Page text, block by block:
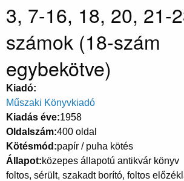
3, 7-16, 18, 20, 21-
számok (18-szám
egybekötve)
Kiadó
Műszaki Könyvkiadó
Kiadás éve 1958
Oldalszám 400 oldal
Kötésmód papír / puha kötés
Állapot közepes állapotú antikvár könyv
foltos, sérült, szakadt borító, foltos